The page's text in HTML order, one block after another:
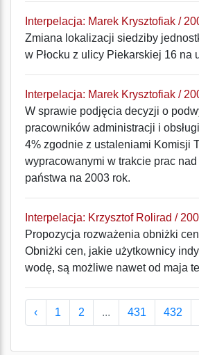
Interpelacja: Marek Krysztofiak /
Zmiana lokalizacji siedziby
w Płocku z ulicy Piekarskiej 16 na
Interpelacja: Marek Krysztofiak /
W sprawie podjęcia decyzji o
pracowników administracji i
4% zgodnie z ustaleniami Komisji
wypracowanymi w trakcie prac
państwa na 2003 rok.
Interpelacja: Krzysztof Rolirad /
Propozycja rozważenia obniżki
Obniżki cen, jakie użytkownicy
wodę, są możliwe nawet od maja
‹ 1 2 ... 431 432